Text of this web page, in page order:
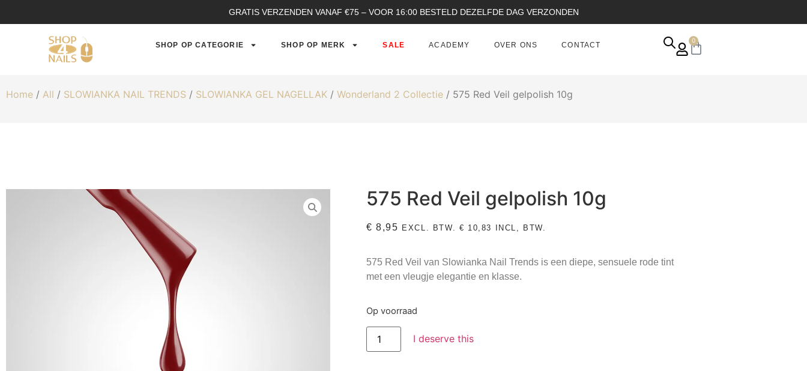
GRATIS VERZENDEN VANAF €75 – VOOR 16:00 BESTELD DEZELFDE DAG VERZONDEN
SHOP OP CATEGORIE SHOP OP MERK SALE ACADEMY OVER ONS CONTACT
0
Home / All / SLOWIANKA NAIL TRENDS / SLOWIANKA GEL NAGELLAK / Wonderland 2 Collectie / 575 Red Veil gelpolish 10g
575 Red Veil gelpolish 10g
€ 8,95 EXCL. BTW. € 10,83 INCL, BTW.
575 Red Veil van Slowianka Nail Trends is een diepe, sensuele rode tint
met een vleugje elegantie en klasse.
Op voorraad
I deserve this